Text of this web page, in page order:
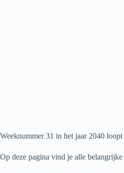
Weeknummer 31 in het jaar 2040
Op deze pagina vind je alle